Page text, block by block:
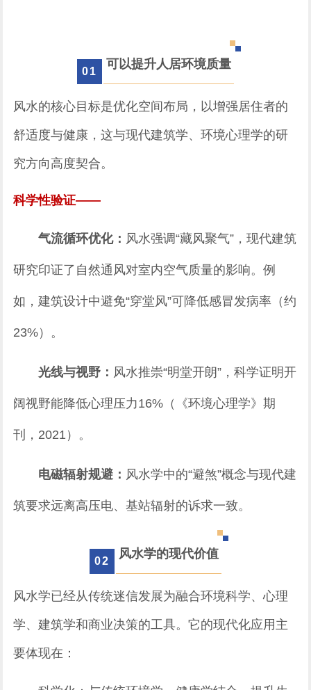
01
可以提升人居环境质量
风水的核心目标是优化空间布局，以增强居住者的
舒适度与健康，这与现代建筑学、环境心理学的研
究方向高度契合。
科学性验证——
气流循环优化： 风水强调“藏风聚气”，现代建筑
研究印证了自然通风对室内空气质量的影响。例
如，建筑设计中避免“穿堂风”可降低感冒发病率（约
23%）。
光线与视野： 风水推崇“明堂开朗”，科学证明开
阔视野能降低心理压力16%（《环境心理学》期
刊，2021）。
电磁辐射规避： 风水学中的“避煞”概念与现代建
筑要求远离高压电、基站辐射的诉求一致。
02
风水学的现代价值
风水学已经从传统迷信发展为融合环境科学、心理
学、建筑学和商业决策的工具。它的现代化应用主
要体现在：